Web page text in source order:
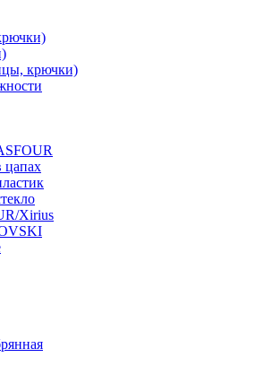
крючки)
Xirius